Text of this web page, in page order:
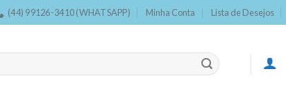
(44) 99126-3410 (WHATSAPP) Minha Conta Lista de Desejos